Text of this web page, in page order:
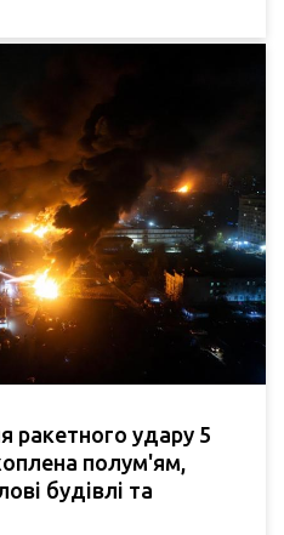
ракетного удару 5
полум'ям,
будівлі та